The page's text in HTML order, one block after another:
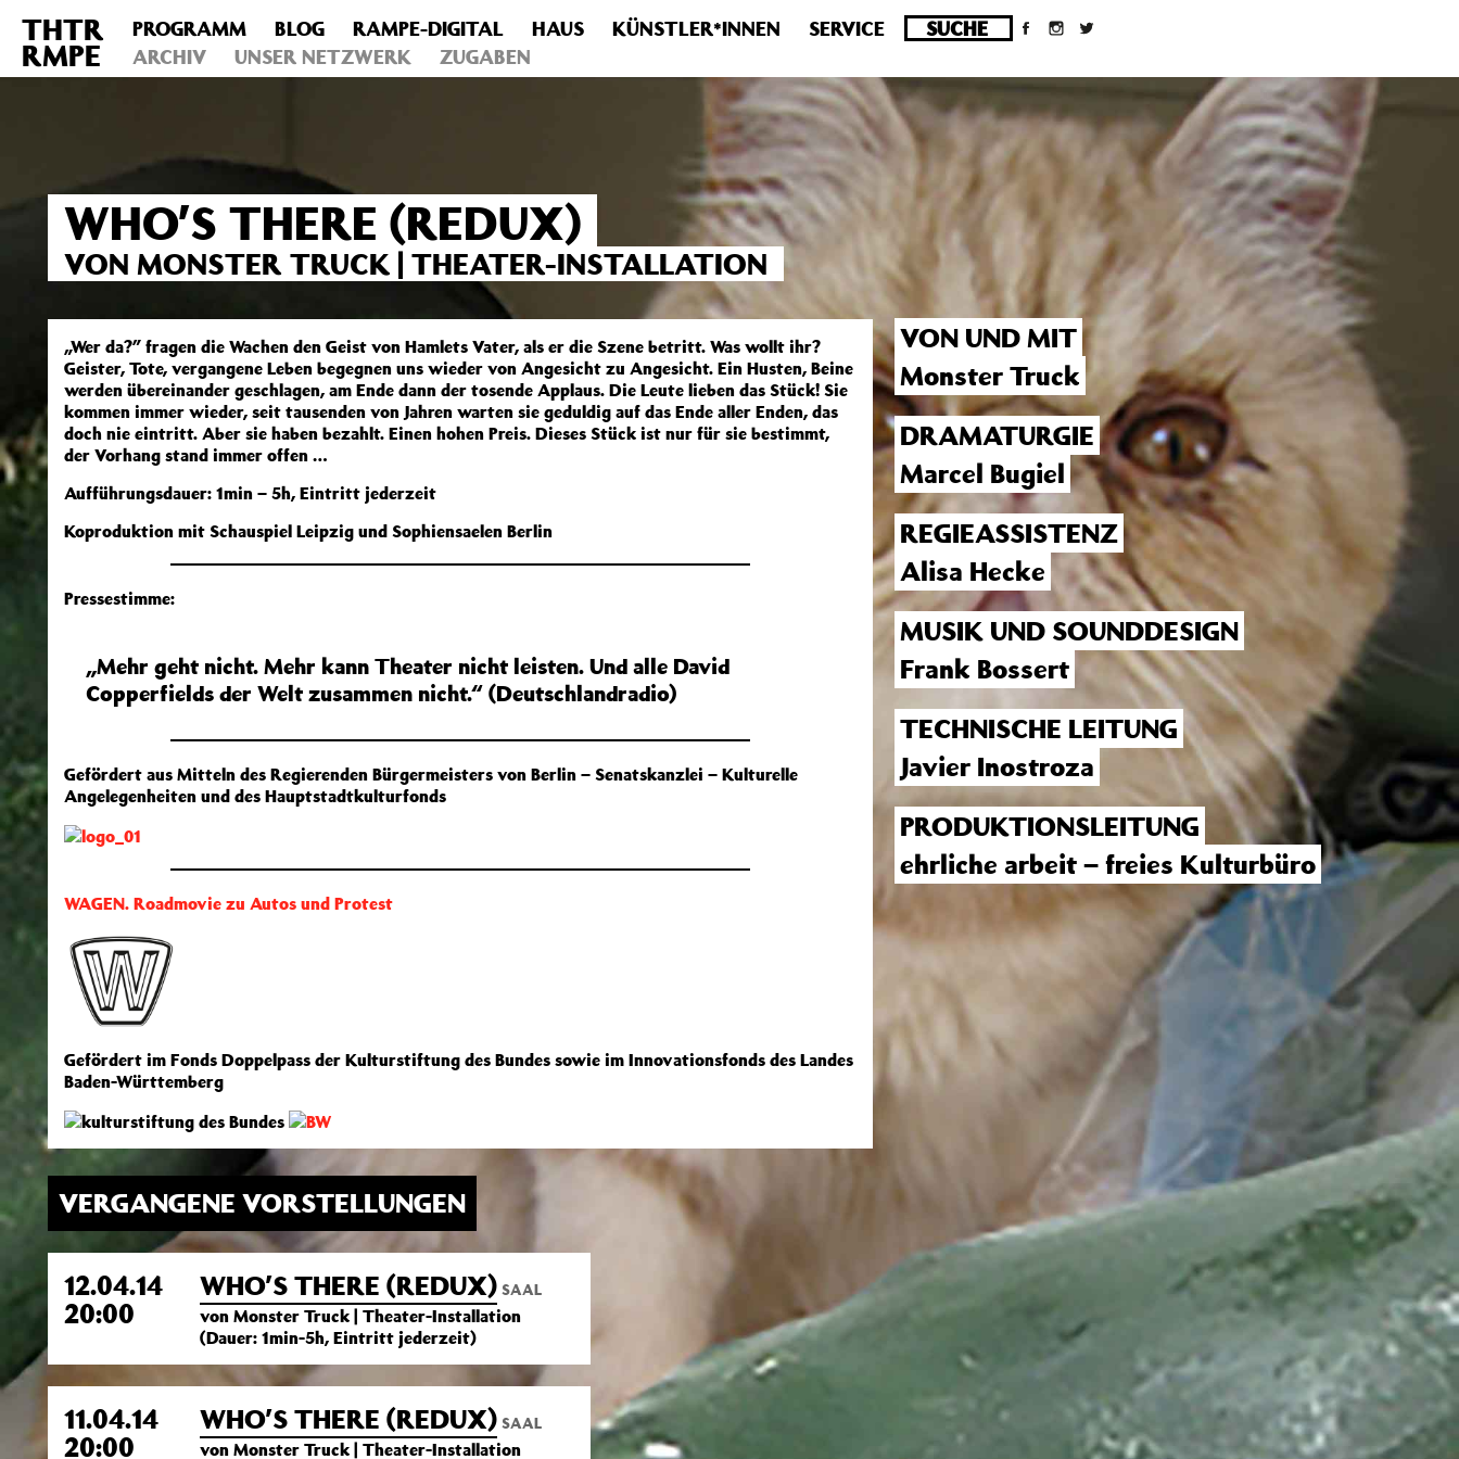
Deprecated : Die Funktion post_permalink ist seit Version 4.4.0 veraltet! Verwende stattdessen get_permalink(). in
/homepages/10/d43051023/htdocs/wordpress/wp-
includes/functions.phpon line6031
THTR
RMPE
PROGRAMM BLOG RAMPE-DIGITAL HAUS KÜNSTLER*INNEN
SERVICE
ARCHIV
UNSER NETZWERK ZUGABEN
WHO’S THERE (REDUX)
VON MONSTER TRUCK | THEATER-INSTALLATION
„Wer da?” fragen die Wachen den Geist von Hamlets Vater, als er die Szene betritt. Was wollt ihr?
Geister, Tote, vergangene Leben begegnen uns wieder von Angesicht zu Angesicht. Ein Husten, Beine
werden übereinander geschlagen, am Ende dann der tosende Applaus. Die Leute lieben das Stück! Sie
kommen immer wieder, seit tausenden von Jahren warten sie geduldig auf das Ende aller Enden, das
doch nie eintritt. Aber sie haben bezahlt. Einen hohen Preis. Dieses Stück ist nur für sie bestimmt,
der Vorhang stand immer offen …
Aufführungsdauer: 1min – 5h, Eintritt jederzeit
Koproduktion mit Schauspiel Leipzig und Sophiensaelen Berlin
Pressestimme:
„Mehr geht nicht. Mehr kann Theater nicht leisten. Und alle David
Copperfields der Welt zusammen nicht.“ (Deutschlandradio)
Gefördert aus Mitteln des Regierenden Bürgermeisters von Berlin – Senatskanzlei – Kulturelle
Angelegenheiten und des Hauptstadtkulturfonds
WAGEN. Roadmovie zu Autos und Protest
Gefördert im Fonds Doppelpass der Kulturstiftung des Bundes sowie im Innovationsfonds des Landes
Baden-Württemberg
VERGANGENE VORSTELLUNGEN
12.04.14
20:00
WHO’S THERE (REDUX) SAAL
von Monster Truck | Theater-Installation
(Dauer: 1min-5h, Eintritt jederzeit)
11.04.14
20:00
WHO’S THERE (REDUX) SAAL
von Monster Truck | Theater-Installation
VON UND MIT
Monster Truck
DRAMATURGIE
Marcel Bugiel
REGIEASSISTENZ
Alisa Hecke
MUSIK UND SOUNDDESIGN
Frank Bossert
TECHNISCHE LEITUNG
Javier Inostroza
PRODUKTIONSLEITUNG
ehrliche arbeit – freies Kulturbüro